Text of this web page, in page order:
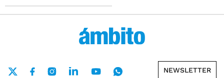
NEWSLETTER